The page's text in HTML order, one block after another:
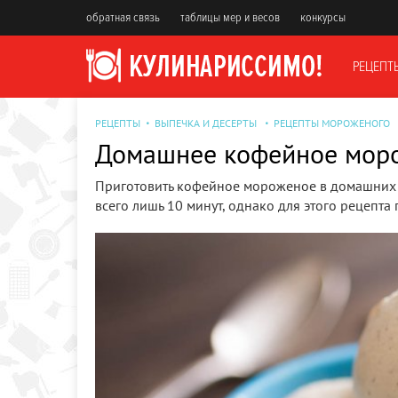
обратная связь таблицы мер и весов конкурсы
РЕЦЕПТЫ ВЫПЕЧКА И ДЕСЕРТЫ РЕЦЕПТЫ МОРОЖЕНОГО
Домашнее кофейное
Приготовить кофейное мороженое в домашних
всего лишь 10 минут, однако для этого